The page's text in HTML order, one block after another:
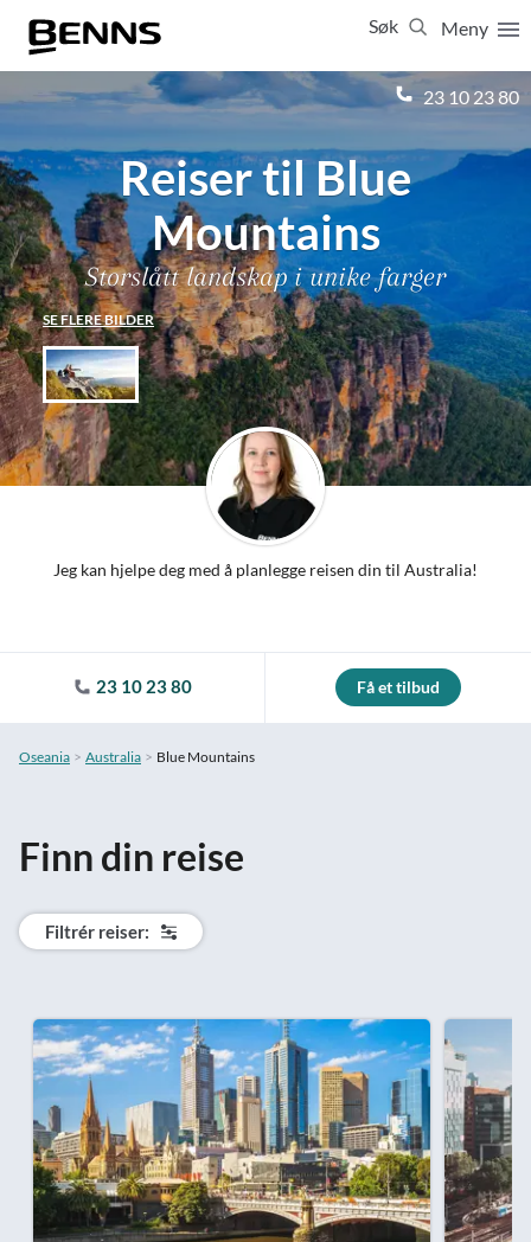
Meny
Søk
23 10 23 80
Reiser til Blue
Mountains
Storslått landskap i unike farger
SE FLERE BILDER
Jeg kan hjelpe deg med å planlegge reisen din til Australia!
23 10 23 80 Få et tilbud
Oseania Australia Blue Mountains
Finn din reise
Filtrér reiser:
Lukk
Vis resultater for: Alle Feriereiser